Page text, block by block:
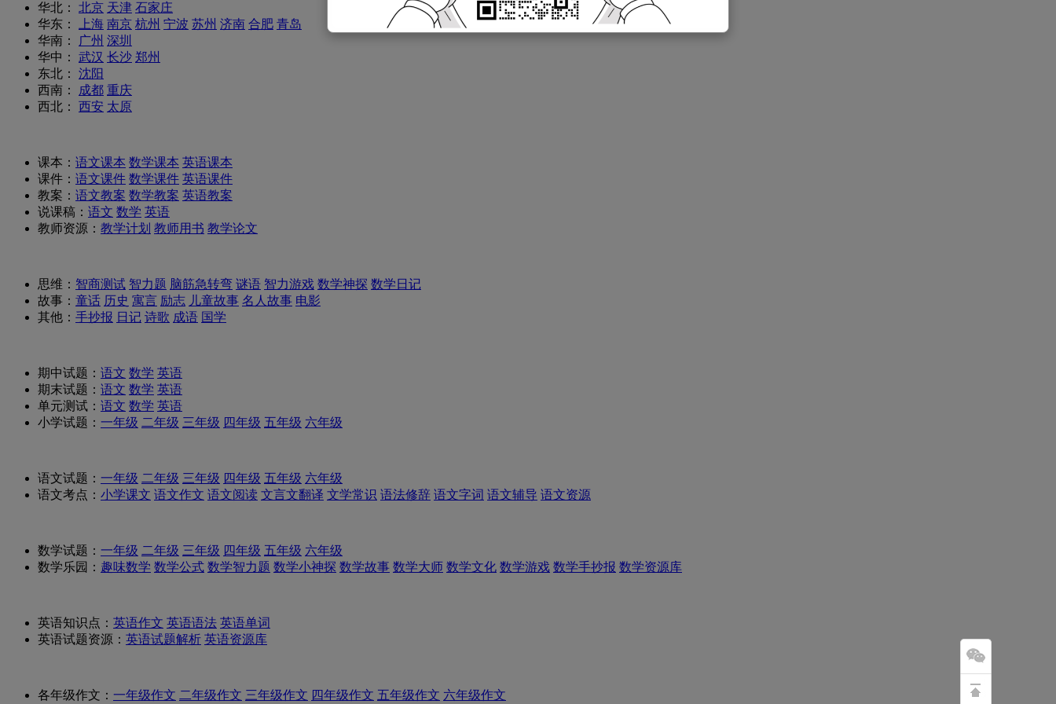
华北： 北京 天津 石家庄
华东：
上海 南京 杭州 宁波 苏州 济南 合肥 青岛
华南：
广州 深圳
华中：
武汉 长沙 郑州
东北：
沈阳
西南：
成都 重庆
西北：
西安 太原
课本： 语文课本 数学课本 英语课本
课件： 语文课件 数学课件 英语课件
教案： 语文教案 数学教案 英语教案
说课稿： 语文 数学 英语
教师资源： 教学计划 教师用书 教学论文
思维： 智商测试 智力题 脑筋急转弯 谜语 智力游戏 数学神探 数学日记
故事： 童话 历史 寓言 励志 儿童故事 名人故事 电影
其他： 手抄报 日记 诗歌 成语 国学
期中试题： 语文 数学 英语
期末试题： 语文 数学 英语
单元测试： 语文 数学 英语
小学试题： 一年级 二年级 三年级 四年级 五年级 六年级
语文试题： 一年级 二年级 三年级 四年级 五年级 六年级
语文考点： 小学课文 语文作文 语文阅读 文言文翻译 文学常识 语法修辞 语文字词 语文辅导 语文资源
数学试题： 一年级 二年级 三年级 四年级 五年级 六年级
数学乐园： 趣味数学 数学公式 数学智力题 数学小神探 数学故事 数学大师 数学文化 数学游戏 数学手抄报 数学资源库
英语知识点： 英语作文 英语语法 英语单词
英语试题资源： 英语试题解析 英语资源库
各年级作文： 一年级作文 二年级作文 三年级作文 四年级作文 五年级作文 六年级作文